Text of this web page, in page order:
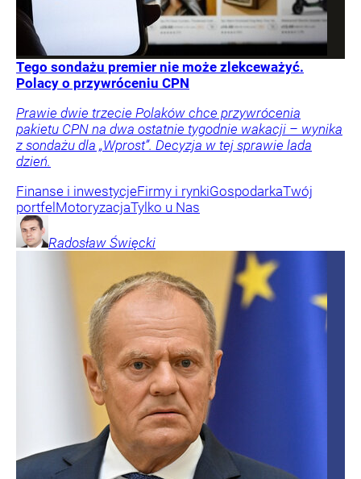
Tego sondażu premier nie może zlekceważyć.
Polacy o przywróceniu CPN
Prawie dwie trzecie Polaków chce przywrócenia
pakietu CPN na dwa ostatnie tygodnie wakacji – wynika
z sondażu dla „Wprost”. Decyzja w tej sprawie lada
dzień.
Finanse i inwestycjeFirmy i rynkiGospodarkaTwój
portfel MotoryzacjaTylko u Nas
Radosław Święcki